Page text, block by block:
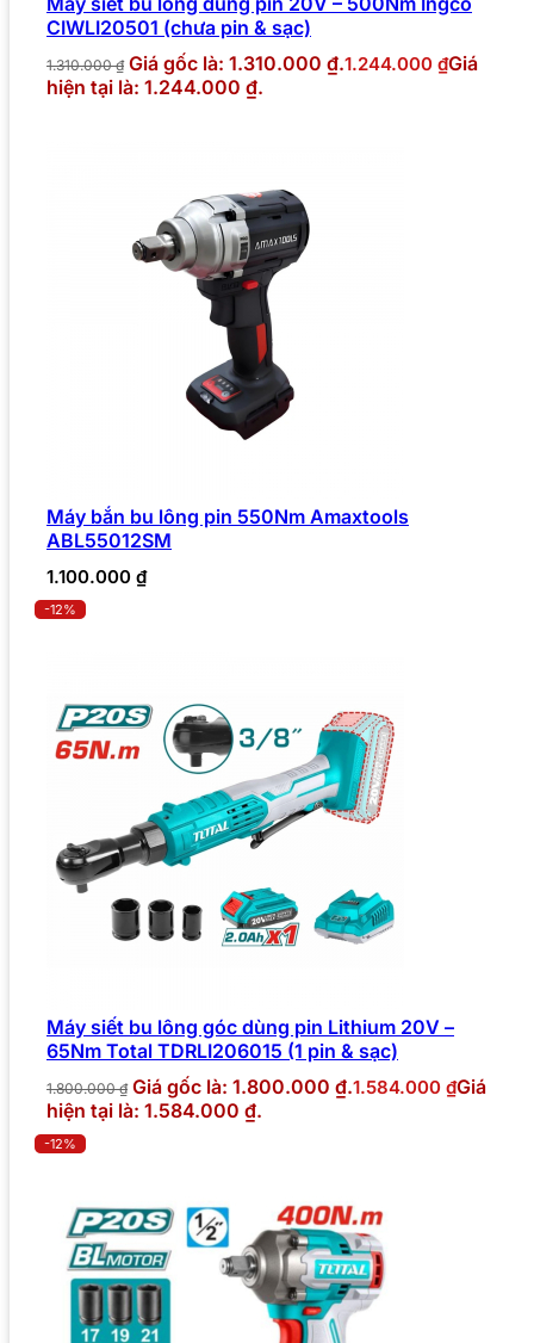
CIWLI20501 (chưa pin & sạc)
1.310.000₫ Giá gốc là: 1.310.000 ₫.1.244.000 ₫Giá
hiện tại là: 1.244.000 ₫.
Máy bắn bu lông pin 550Nm Amaxtools
ABL55012SM
1.100.000 ₫
-12%
Máy siết bu lông góc dùng pin Lithium 20V –
65Nm Total TDRLI206015 (1 pin & sạc)
1.800.000₫ Giá gốc là: 1.800.000 ₫.1.584.000 ₫Giá
hiện tại là: 1.584.000 ₫.
-12%